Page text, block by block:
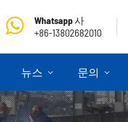
Whatsapp 사
+86-13802682010
뉴스 문의